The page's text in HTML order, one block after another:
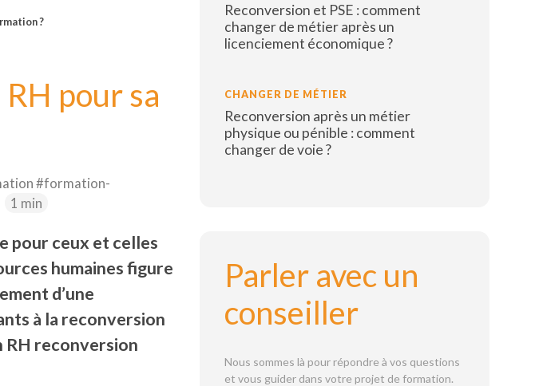
?
pour sa
#formation-
1 min
pour ceux et celles
humaines figure
d’une
à la reconversion
RH reconversion
Reconversion et PSE : comment
changer de métier après un
licenciement économique ?
CHANGER DE MÉTIER
Reconversion après un métier
physique ou pénible : comment
changer de voie ?
Parler avec un
conseiller
Nous sommes là pour répondre à vos questions
et vous guider dans votre projet de formation.